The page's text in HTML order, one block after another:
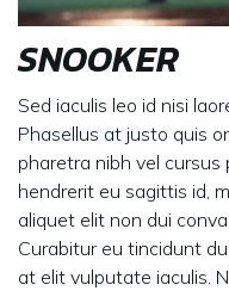
SNOOKER
Sed iaculis leo id nisi
Phasellus at justo quis
pharetra nibh vel cursus
hendrerit eu sagittis id,
aliquet elit non dui
Curabitur eu tincidunt
at elit vulputate iaculis.